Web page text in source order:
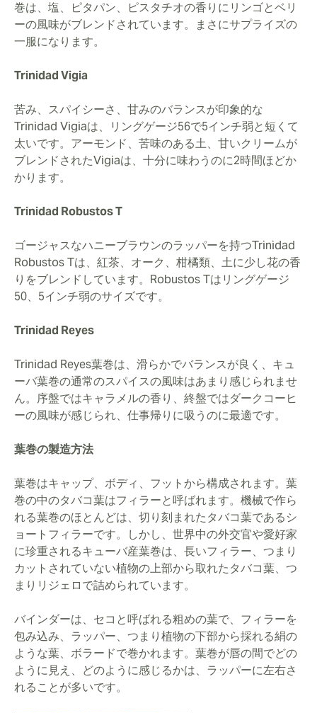
巻は、塩、ピタパン、ピスタチオの香りにリンゴとベリ
ーの風味がブレンドされています。まさにサプライズの
一服になります。
Trinidad Vigia
苦み、スパイシーさ、甘みのバランスが印象的な
Trinidad Vigiaは、リングゲージ56で5インチ弱と短くて
太いです。アーモンド、苦味のある土、甘いクリームが
ブレンドされたVigiaは、十分に味わうのに2時間ほどか
かります。
Trinidad Robustos T
ゴージャスなハニーブラウンのラッパーを持つTrinidad
Robustos Tは、紅茶、オーク、柑橘類、土に少し花の香
りをブレンドしています。Robustos Tはリングゲージ
50、5インチ弱のサイズです。
Trinidad Reyes
Trinidad Reyes葉巻は、滑らかでバランスが良く、キュ
ーバ葉巻の通常のスパイスの風味はあまり感じられませ
ん。序盤ではキャラメルの香り、終盤ではダークコーヒ
ーの風味が感じられ、仕事帰りに吸うのに最適です。
葉巻の製造方法
葉巻はキャップ、ボディ、フットから構成されます。葉
巻の中のタバコ葉はフィラーと呼ばれます。機械で作ら
れる葉巻のほとんどは、切り刻まれたタバコ葉であるシ
ョートフィラーです。しかし、世界中の外交官や愛好家
に珍重されるキューバ産葉巻は、長いフィラー、つまり
カットされていない植物の上部から取れたタバコ葉、つ
まりリジェロで詰められています。
バインダーは、セコと呼ばれる粗めの葉で、フィラーを
包み込み、ラッパー、つまり植物の下部から採れる絹の
ような葉、ボラードで巻かれます。葉巻が唇の間でどの
ように見え、どのように感じるかは、ラッパーに左右さ
れることが多いです。